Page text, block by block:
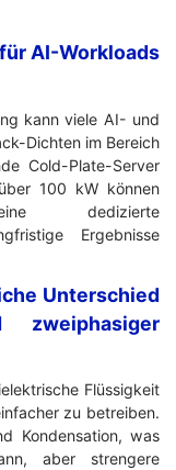
AI-Workloads
kann viele AI- und
Dichten im Bereich
Cold-Plate-Server
100 kW können
dedizierte
Ergebnisse
Unterschied
zweiphasiger
Flüssigkeit
zu betreiben.
Kondensation, was
aber strengere